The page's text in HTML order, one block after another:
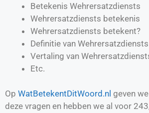
Betekenis Wehrersatzdiensts
Wehrersatzdiensts betekenis
Wehrersatzdiensts betekent?
Definitie van Wehrersatzdiensts
Vertaling van
Etc.
Op WatBetekentDitWoord.nl geven
deze vragen en hebben we al voor